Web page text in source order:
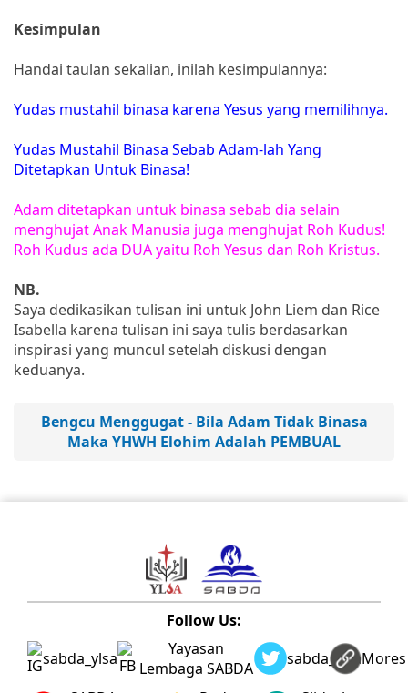
Kesimpulan
Handai taulan sekalian, inilah kesimpulannya:
Yudas mustahil binasa karena Yesus yang memilihnya.
Yudas Mustahil Binasa Sebab Adam-lah Yang
Ditetapkan Untuk Binasa!
Adam ditetapkan untuk binasa sebab dia selain
menghujat Anak Manusia juga menghujat Roh Kudus!
Roh Kudus ada DUA yaitu Roh Yesus dan Roh Kristus.
NB.
Saya dedikasikan tulisan ini untuk John Liem dan Rice
Isabella karena tulisan ini saya tulis berdasarkan
inspirasi yang muncul setelah diskusi dengan
keduanya.
Bengcu Menggugat - Bila Adam Tidak Binasa
Maka YHWH Elohim Adalah PEMBUAL
Follow Us:
sabda_ylsa
Yayasan
Lembaga SABDA
sabda_ylsaMores